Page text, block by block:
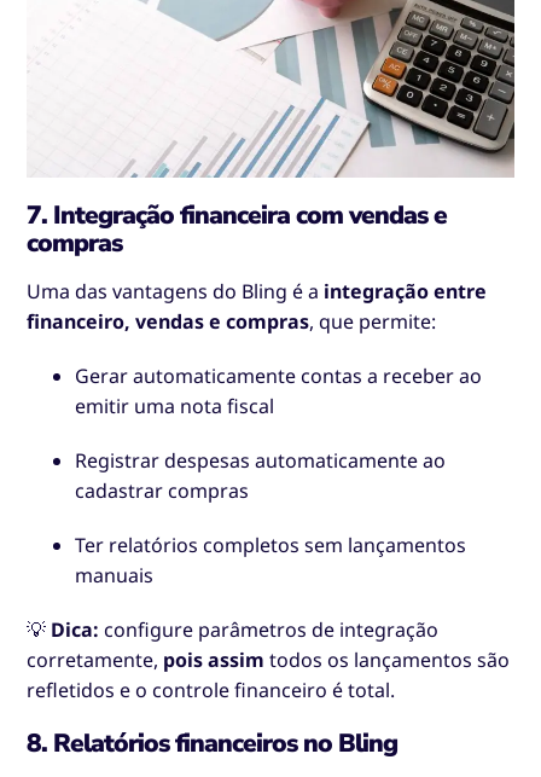
7. Integração financeira com vendas e
compras
Uma das vantagens do Bling é a integração entre
financeiro, vendas e compras, que permite:
Gerar automaticamente contas a receber ao
emitir uma nota fiscal
Registrar despesas automaticamente ao
cadastrar compras
Ter relatórios completos sem lançamentos
manuais
💡 Dica: configure parâmetros de integração
corretamente, pois assim todos os lançamentos são
refletidos e o controle financeiro é total.
8. Relatórios financeiros no Bling